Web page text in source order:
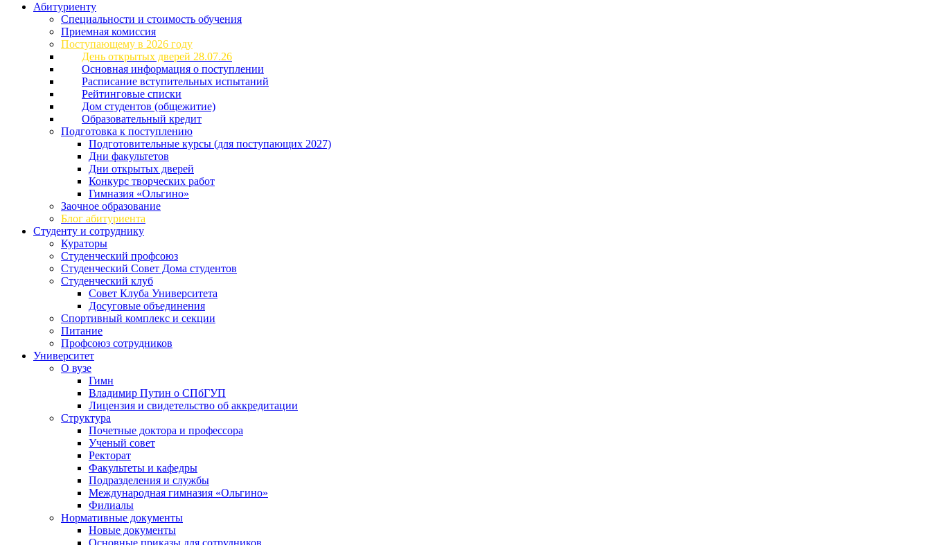
Абитуриенту
Специальности и стоимость обучения
Приемная комиссия
Поступающему в 2026 году
День открытых дверей 28.07.26
Основная информация о поступлении
Расписание вступительных испытаний
Рейтинговые списки
Дом студентов (общежитие)
Образовательный кредит
Подготовка к поступлению
Подготовительные курсы (для поступающих 2027)
Дни факультетов
Дни открытых дверей
Конкурс творческих работ
Гимназия «Ольгино»
Заочное образование
Блог абитуриента
Студенту и сотруднику
Кураторы
Студенческий профсоюз
Студенческий Совет Дома студентов
Студенческий клуб
Совет Клуба Университета
Досуговые объединения
Спортивный комплекс и секции
Питание
Профсоюз сотрудников
Университет
О вузе
Гимн
Владимир Путин о СПбГУП
Лицензия и свидетельство об аккредитации
Структура
Почетные доктора и профессора
Ученый совет
Ректорат
Факультеты и кафедры
Подразделения и службы
Международная гимназия «Ольгино»
Филиалы
Нормативные документы
Новые документы
Основные приказы для сотрудников